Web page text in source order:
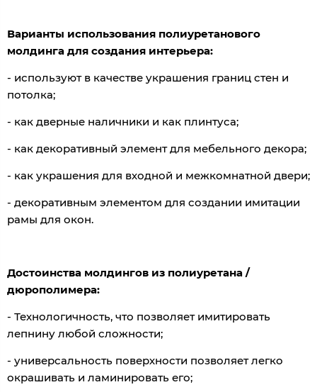
Варианты использования полиуретанового
молдинга для создания интерьера:
- используют в качестве украшения границ стен и
потолка;
- как дверные наличники и как плинтуса;
- как декоративный элемент для мебельного декора;
- как украшения для входной и межкомнатной двери;
- декоративным элементом для создании имитации
рамы для окон.
Достоинства молдингов из полиуретана /
дюрополимера:
- Технологичность, что позволяет имитировать
лепнину любой сложности;
- универсальность поверхности позволяет легко
окрашивать и ламинировать его;